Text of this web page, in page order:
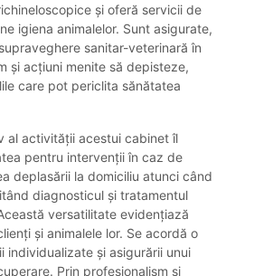
și oferă servicii de
igiena animalelor. Sunt asigurate,
sanitar-veterinară în
și acțiuni menite să depisteze,
care pot periclita sănătatea
al activității acestui cabinet îl
pentru intervenții în caz de
deplasării la domiciliu atunci când
diagnosticul și tratamentul
versatilitate evidențiază
și animalele lor. Se acordă o
individualizate și asigurării unui
Prin profesionalism și